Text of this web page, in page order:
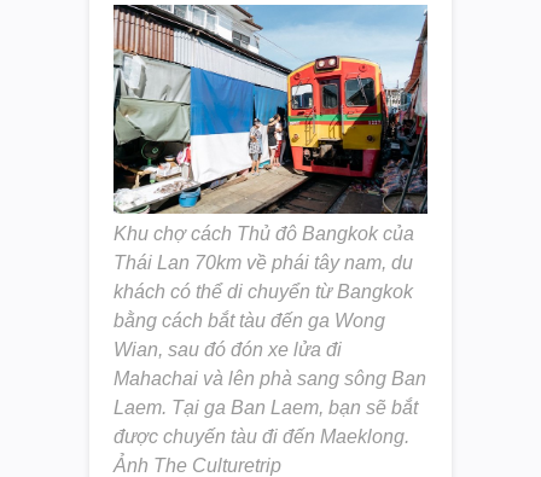
Khu chợ cách Thủ đô Bangkok của
Thái Lan 70km về phái tây nam, du
khách có thể di chuyển từ Bangkok
bằng cách bắt tàu đến ga Wong
Wian, sau đó đón xe lửa đi
Mahachai và lên phà sang sông Ban
Laem. Tại ga Ban Laem, bạn sẽ bắt
được chuyến tàu đi đến Maeklong.
Ảnh The Culturetrip